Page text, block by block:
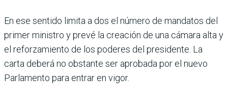
En ese sentido limita a dos el número de mandatos del
primer ministro y prevé la creación de una cámara alta y
el reforzamiento de los poderes del presidente. La
carta deberá no obstante ser aprobada por el nuevo
Parlamento para entrar en vigor.